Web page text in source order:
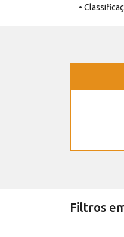
•
Filtros